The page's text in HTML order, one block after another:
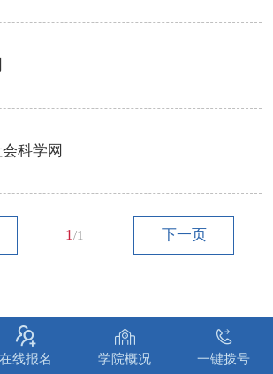
科学网
1/1 下一页

在线报名

学院概况

一键拨号